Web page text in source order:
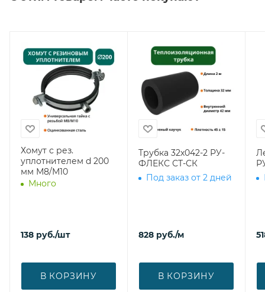
Хомут с рез.
уплотнителем d 200
мм М8/М10
Много
138 руб./шт
В КОРЗИНУ
Трубка 32х042-2 РУ-
ФЛЕКС СТ-СК
Под заказ от 2 дней
828 руб./м
В КОРЗИНУ